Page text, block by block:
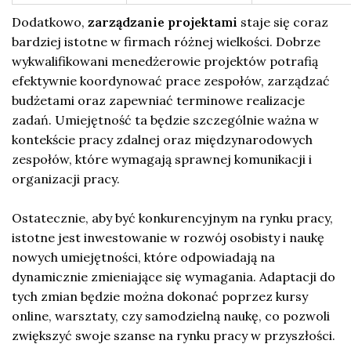
Dodatkowo, zarządzanie projektami staje się coraz
bardziej istotne w firmach różnej wielkości. Dobrze
wykwalifikowani menedżerowie projektów potrafią
efektywnie koordynować prace zespołów, zarządzać
budżetami oraz zapewniać terminowe realizacje
zadań. Umiejętność ta będzie szczególnie ważna w
kontekście pracy zdalnej oraz międzynarodowych
zespołów, które wymagają sprawnej komunikacji i
organizacji pracy.
Ostatecznie, aby być konkurencyjnym na rynku pracy,
istotne jest inwestowanie w rozwój osobisty i naukę
nowych umiejętności, które odpowiadają na
dynamicznie zmieniające się wymagania. Adaptacji do
tych zmian będzie można dokonać poprzez kursy
online, warsztaty, czy samodzielną naukę, co pozwoli
zwiększyć swoje szanse na rynku pracy w przyszłości.